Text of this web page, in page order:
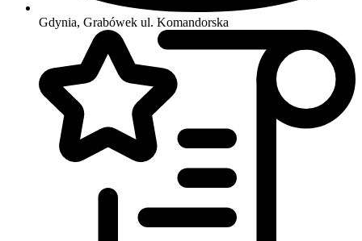
Gdynia, Grabówek ul. Komandorska